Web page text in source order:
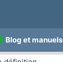
Blog et manuels